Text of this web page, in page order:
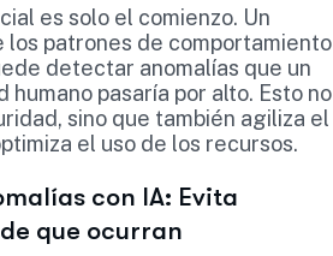
es solo el comienzo. Un
los patrones de comportamiento
detectar anomalías que un
pasaría por alto. Esto no
sino que también agiliza el
el uso de los recursos.
con IA: Evita
que ocurran